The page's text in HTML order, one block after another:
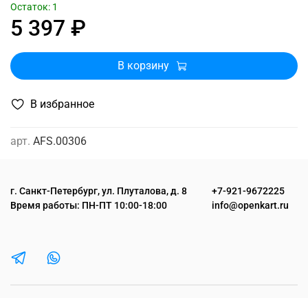
В избранное
арт. AFS.00306
5 397 ₽
Остаток: 1
В корзину
г. Санкт-Петербург, ул. Плуталова, д. 8
Время работы: ПН-ПТ 10:00-18:00
+7-921-9672225
info@openkart.ru